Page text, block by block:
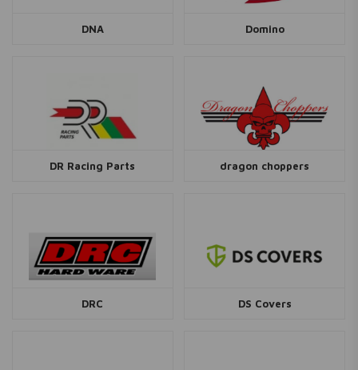
DNA Domino
DR Racing Parts dragon choppers
DRC DS Covers